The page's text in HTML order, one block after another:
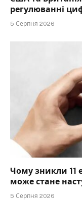
регулюванні
5 Серпня 2026
Чому зникли 11
може стане
5 Серпня 2026